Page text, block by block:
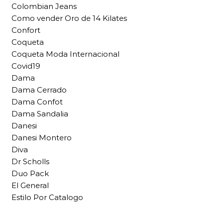
Colombian Jeans
Como vender Oro de 14 Kilates
Confort
Coqueta
Coqueta Moda Internacional
Covid19
Dama
Dama Cerrado
Dama Confot
Dama Sandalia
Danesi
Danesi Montero
Diva
Dr Scholls
Duo Pack
El General
Estilo Por Catalogo